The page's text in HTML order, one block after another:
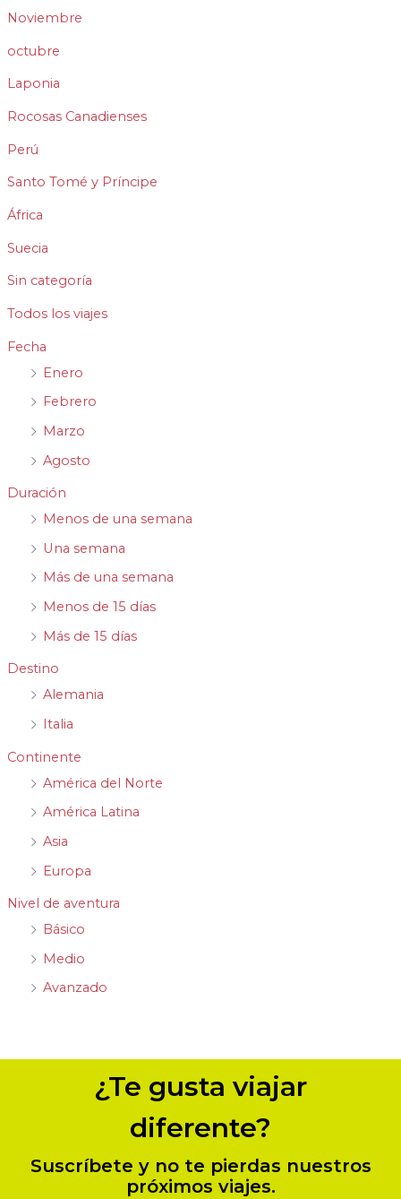
Noviembre
octubre
Laponia
Rocosas Canadienses
Perú
Santo Tomé y Príncipe
África
Suecia
Sin categoría
Todos los viajes
Fecha
Enero
Febrero
Marzo
Agosto
Duración
Menos de una semana
Una semana
Más de una semana
Menos de 15 días
Más de 15 días
Destino
Alemania
Italia
Continente
América del Norte
América Latina
Asia
Europa
Nivel de aventura
Básico
Medio
Avanzado
¿Te gusta viajar
diferente?
Suscríbete y no te pierdas nuestros
próximos viajes.